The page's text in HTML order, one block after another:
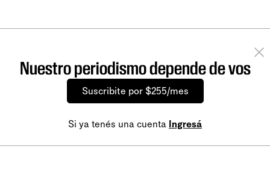
Nuestro periodismo depende de vos
Suscribite por $255/mes
Si ya tenés una cuenta Ingresá